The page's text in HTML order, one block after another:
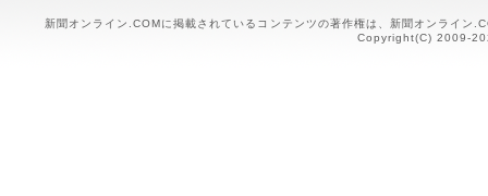
新聞オンライン.COMに掲載されているコンテンツの著作権は、新聞オンライン
Copyright(C) 2009-